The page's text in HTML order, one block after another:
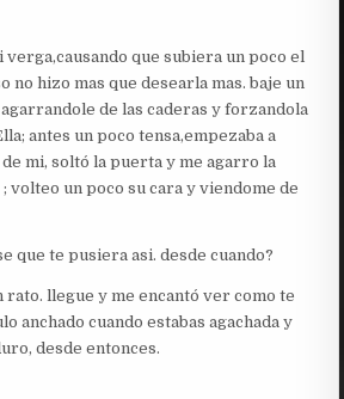
que subiera un poco el
no hizo mas que desearla mas. baje un
de las caderas y forzandola
antes un poco tensa,empezaba a
mi, soltó la puerta y me agarro la
; volteo un poco su cara y viendome de
que te pusiera asi. desde cuando?
rato. llegue y me encantó ver como te
anchado cuando estabas agachada y
desde entonces.